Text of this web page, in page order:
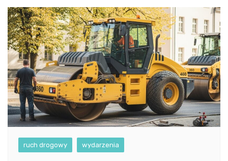
ruch drogowy wydarzenia